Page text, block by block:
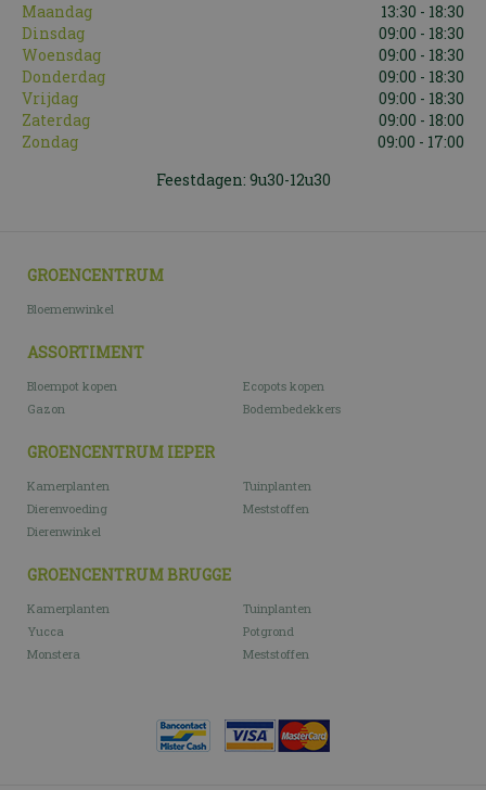
Maandag
13:30 - 18:30
Dinsdag
09:00 - 18:30
Woensdag
09:00 - 18:30
Donderdag
09:00 - 18:30
Vrijdag
09:00 - 18:30
Zaterdag
09:00 - 18:00
Zondag
09:00 - 17:00
Feestdagen: 9u30-12u30
GROENCENTRUM
Bloemenwinkel
ASSORTIMENT
Bloempot kopen
Ecopots kopen
Gazon
Bodembedekkers
GROENCENTRUM IEPER
Kamerplanten
Tuinplanten
Dierenvoeding
Meststoffen
Dierenwinkel
GROENCENTRUM BRUGGE
Kamerplanten
Tuinplanten
Yucca
Potgrond
Monstera
Meststoffen